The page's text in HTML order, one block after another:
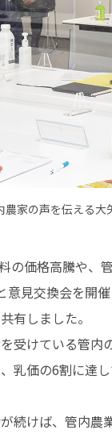
家の声を伝える大
価格高騰や、
見交換会を開
有しました。
受けている管内
乳価の6割に達
続けば、管内農